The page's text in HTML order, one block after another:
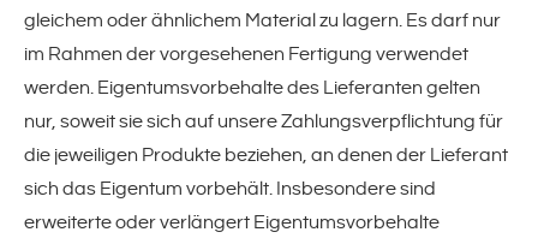
gleichem oder ähnlichem Material zu lagern. Es darf nur
im Rahmen der vorgesehenen Fertigung verwendet
werden. Eigentumsvorbehalte des Lieferanten gelten
nur, soweit sie sich auf unsere Zahlungsverpflichtung für
die jeweiligen Produkte beziehen, an denen der Lieferant
sich das Eigentum vorbehält. Insbesondere sind
erweiterte oder verlängert Eigentumsvorbehalte